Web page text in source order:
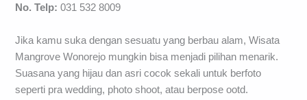
No. Telp: 031 532 8009
Jika kamu suka dengan sesuatu yang berbau alam, Wisata
Mangrove Wonorejo mungkin bisa menjadi pilihan menarik.
Suasana yang hijau dan asri cocok sekali untuk berfoto
seperti pra wedding, photo shoot, atau berpose ootd.